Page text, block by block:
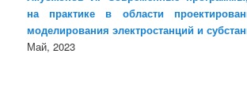
на практике в области
моделирования электростанций и
Май, 2023